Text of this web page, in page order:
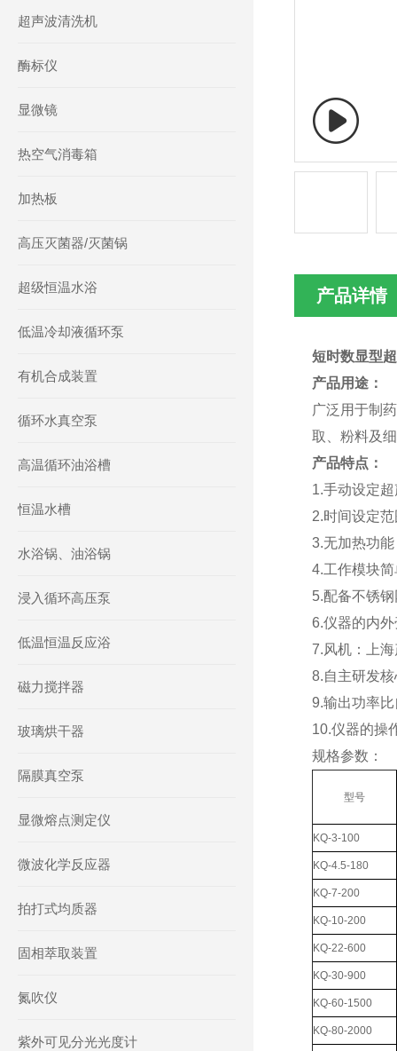
超声波清洗机
酶标仪
显微镜
热空气消毒箱
加热板
高压灭菌器/灭菌锅
超级恒温水浴
低温冷却液循环泵
有机合成装置
循环水真空泵
高温循环油浴槽
恒温水槽
水浴锅、油浴锅
浸入循环高压泵
低温恒温反应浴
磁力搅拌器
玻璃烘干器
隔膜真空泵
显微熔点测定仪
微波化学反应器
拍打式均质器
固相萃取装置
氮吹仪
紫外可见分光光度计
产品详情
短时数显型
产品用途：
广泛用于制
取、粉料及
产品特点：
1.手动设定
2.时间设定
3.无加热功能
4.工作模块
5.配备不锈
6.仪器的内
7.风机：上
8.自主研发
9.输出功率
10.仪器的操
规格参数：
型号
KQ-3-100
KQ-4.5-180
KQ-7-200
KQ-10-200
KQ-22-600
KQ-30-900
KQ-60-1500
KQ-80-2000